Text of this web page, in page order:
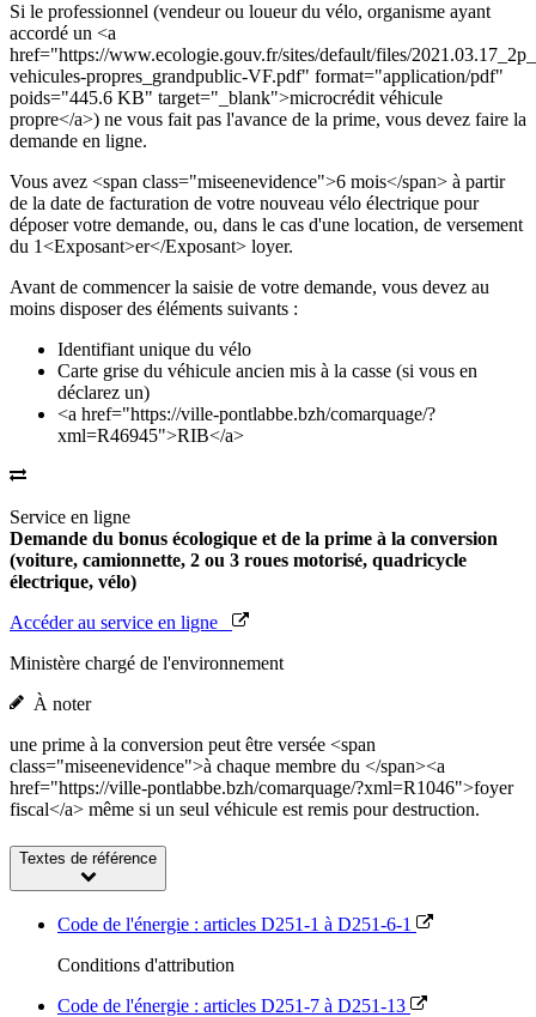
Si le professionnel (vendeur ou loueur du vélo, organisme ayant
accordé un <a
href="https://www.ecologie.gouv.fr/sites/default/files/
vehicules-propres_grandpublic-VF.pdf" format="application/pdf"
poids="445.6 KB" target="_blank">microcrédit véhicule
propre</a>) ne vous fait pas l'avance de la prime, vous devez faire la
demande en ligne.
Vous avez <span class="miseenevidence">6 mois</span> à partir
de la date de facturation de votre nouveau vélo électrique pour
déposer votre demande, ou, dans le cas d'une location, de versement
du 1<Exposant>er</Exposant> loyer.
Avant de commencer la saisie de votre demande, vous devez au
moins disposer des éléments suivants :
Identifiant unique du vélo
Carte grise du véhicule ancien mis à la casse (si vous en
déclarez un)
<a href="https://ville-pontlabbe.bzh/comarquage/?
xml=R46945">RIB</a>
Service en ligne
Demande du bonus écologique et de la prime à la conversion
(voiture, camionnette, 2 ou 3 roues motorisé, quadricycle
électrique, vélo)
Accéder au service en ligne
Ministère chargé de l'environnement
À noter
une prime à la conversion peut être versée <span
class="miseenevidence">à chaque membre du </span><a
href="https://ville-pontlabbe.bzh/comarquage/?xml=R1046">foyer
fiscal</a> même si un seul véhicule est remis pour destruction.
Textes de référence
Code de l'énergie : articles D251-1 à D251-6-1
Conditions d'attribution
Code de l'énergie : articles D251-7 à D251-13